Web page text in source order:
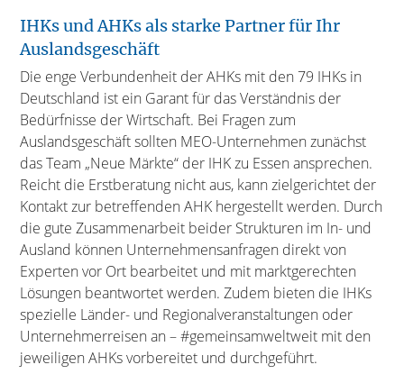
IHKs und AHKs als starke Partner für Ihr
Auslandsgeschäft
Die enge Verbundenheit der AHKs mit den 79 IHKs in
Deutschland ist ein Garant für das Verständnis der
Bedürfnisse der Wirtschaft. Bei Fragen zum
Auslandsgeschäft sollten MEO-Unternehmen zunächst
das Team „Neue Märkte“ der IHK zu Essen ansprechen.
Reicht die Erstberatung nicht aus, kann zielgerichtet der
Kontakt zur betreffenden AHK hergestellt werden. Durch
die gute Zusammenarbeit beider Strukturen im In- und
Ausland können Unternehmensanfragen direkt von
Experten vor Ort bearbeitet und mit marktgerechten
Lösungen beantwortet werden. Zudem bieten die IHKs
spezielle Länder- und Regionalveranstaltungen oder
Unternehmerreisen an – #gemeinsamweltweit mit den
jeweiligen AHKs vorbereitet und durchgeführt.